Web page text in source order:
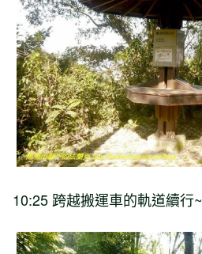
10:25 跨越搬運車的軌道續行~